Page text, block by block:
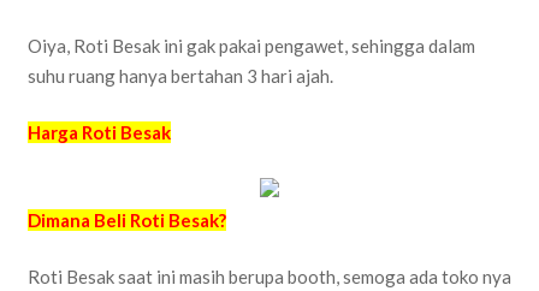
Oiya, Roti Besak ini gak pakai pengawet, sehingga dalam
suhu ruang hanya bertahan 3 hari ajah.
Harga Roti Besak
Dimana Beli Roti Besak?
Roti Besak saat ini masih berupa booth, semoga ada toko nya